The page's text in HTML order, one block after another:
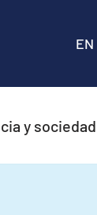
EN
y sociedad